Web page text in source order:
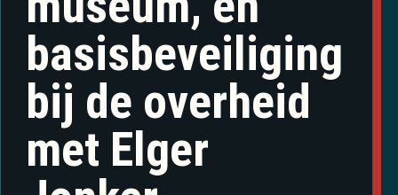
basisbeveiliging
bij de overheid
met Elger